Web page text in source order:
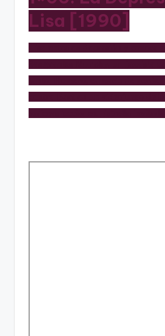
Lisa [1990]